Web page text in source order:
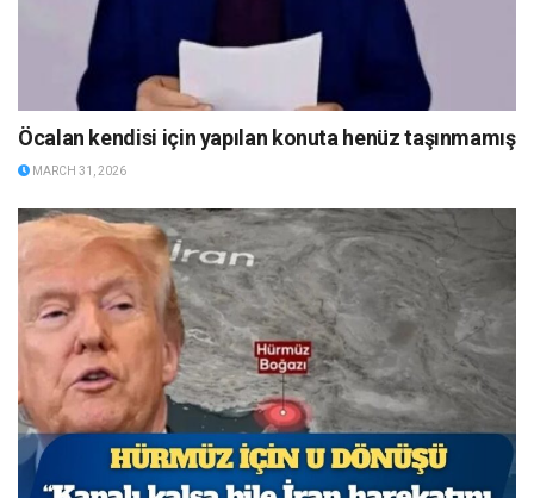
Öcalan kendisi için yapılan konuta henüz taşınmamış
MARCH 31, 2026